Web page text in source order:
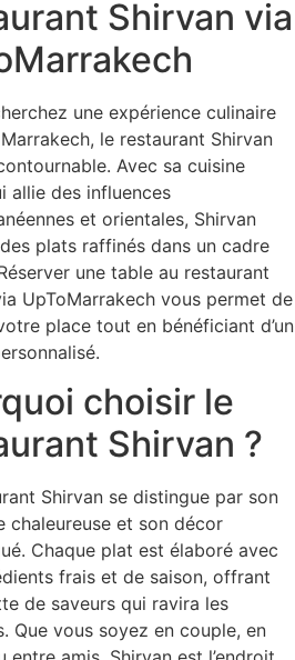
Shirvan via
une expérience culinaire
le restaurant Shirvan
Avec sa cuisine
allie des influences
et orientales, Shirvan
plats raffinés dans un cadre
une table au restaurant
UpToMarrakech vous permet de
place tout en bénéficiant d’un
choisir le
Shirvan ?
Shirvan se distingue par son
chaleureuse et son décor
Chaque plat est élaboré avec
frais et de saison, offrant
de saveurs qui ravira les
Que vous soyez en couple, en